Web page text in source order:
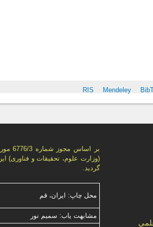
RIS Mendeley
گردید.
محل چاپ: ایران، قم
مشابهت ياب: سميم نور